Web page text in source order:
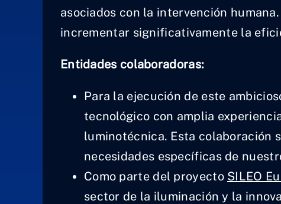
asociados con la intervención
incrementar significativamente la
Entidades colaboradoras:
Para la ejecución de este
tecnológico con amplia
luminotécnica. Esta colaboración
necesidades específicas de
Como parte del proyecto SILEO
sector de la iluminación y la